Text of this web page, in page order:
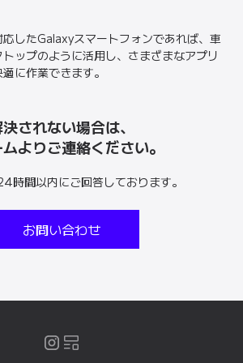
したGalaxyスマートフォンであれば、車
ップのように活用し、さまざまなアプリ
に作業できます。
されない場合は、
よりご連絡ください。
時間以内にご回答しております。
お問い合わせ